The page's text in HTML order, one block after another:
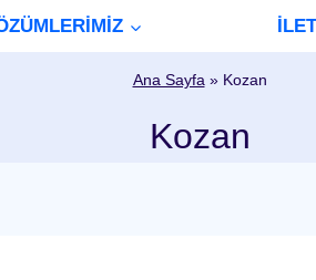
Ana Sayfa» Kozan
Kozan